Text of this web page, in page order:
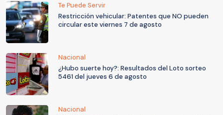
Te Puede Servir
Restricción vehicular: Patentes que NO pueden
circular este viernes 7 de agosto
Nacional
¿Hubo suerte hoy?: Resultados del Loto sorteo
5461 del jueves 6 de agosto
Nacional